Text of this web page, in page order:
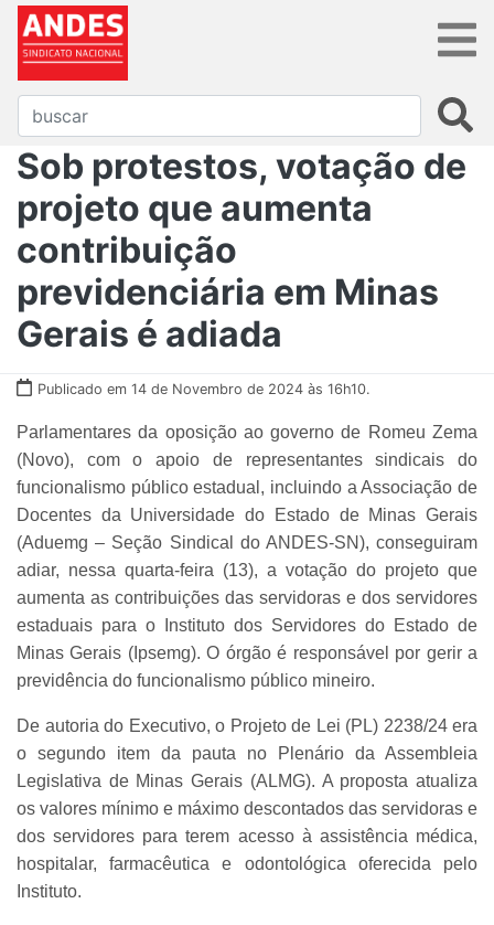
Sob protestos, votação de
projeto que aumenta
contribuição
previdenciária em Minas
Gerais é adiada
Publicado em 14 de Novembro de 2024 às 16h10.
Parlamentares da oposição ao governo de Romeu Zema
(Novo), com o apoio de representantes sindicais do
funcionalismo público estadual, incluindo a Associação de
Docentes da Universidade do Estado de Minas Gerais
(Aduemg – Seção Sindical do ANDES-SN), conseguiram
adiar, nessa quarta-feira (13), a votação do projeto que
aumenta as contribuições das servidoras e dos servidores
estaduais para o Instituto dos Servidores do Estado de
Minas Gerais (Ipsemg). O órgão é responsável por gerir a
previdência do funcionalismo público mineiro.
De autoria do Executivo, o Projeto de Lei (PL) 2238/24 era
o segundo item da pauta no Plenário da Assembleia
Legislativa de Minas Gerais (ALMG). A proposta atualiza
os valores mínimo e máximo descontados das servidoras e
dos servidores para terem acesso à assistência médica,
hospitalar, farmacêutica e odontológica oferecida pelo
Instituto.